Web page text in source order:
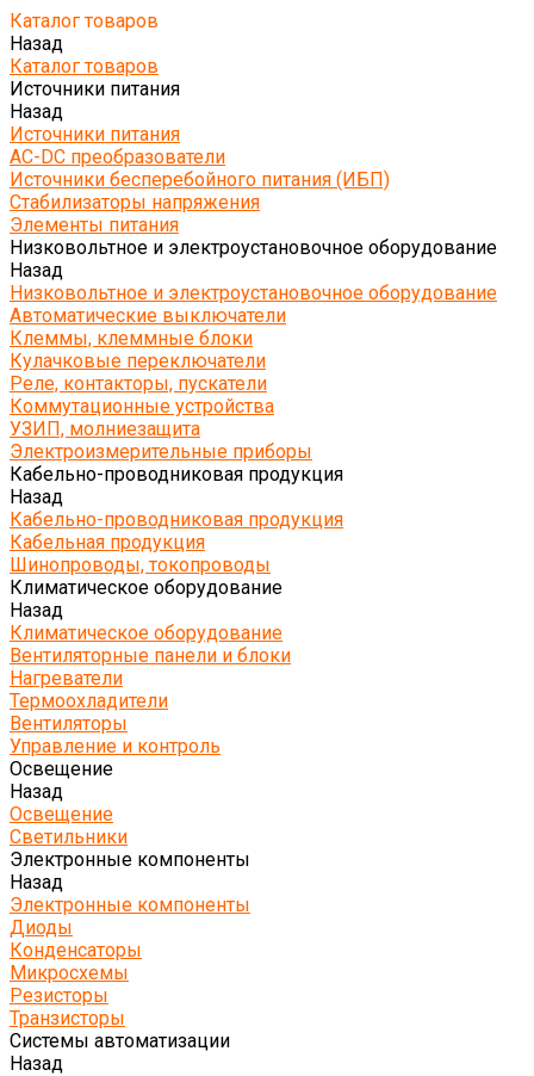
Каталог товаров
Назад
Каталог товаров
Источники питания
Назад
Источники питания
AC-DC преобразователи
Источники бесперебойного питания (ИБП)
Стабилизаторы напряжения
Элементы питания
Низковольтное и электроустановочное оборудование
Назад
Низковольтное и электроустановочное оборудование
Автоматические выключатели
Клеммы, клеммные блоки
Кулачковые переключатели
Реле, контакторы, пускатели
Коммутационные устройства
УЗИП, молниезащита
Электроизмерительные приборы
Кабельно-проводниковая продукция
Назад
Кабельно-проводниковая продукция
Кабельная продукция
Шинопроводы, токопроводы
Климатическое оборудование
Назад
Климатическое оборудование
Вентиляторные панели и блоки
Нагреватели
Термоохладители
Вентиляторы
Управление и контроль
Освещение
Назад
Освещение
Светильники
Электронные компоненты
Назад
Электронные компоненты
Диоды
Конденсаторы
Микросхемы
Резисторы
Транзисторы
Системы автоматизации
Назад